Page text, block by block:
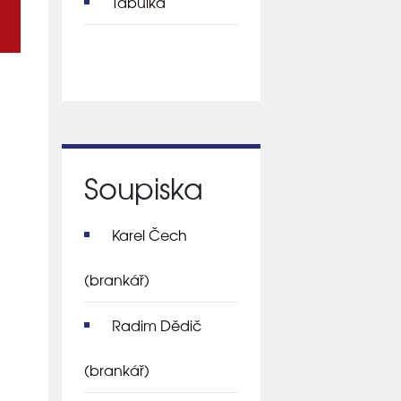
Soupiska
Karel Čech
(brankář)
Radim Dědič
(brankář)